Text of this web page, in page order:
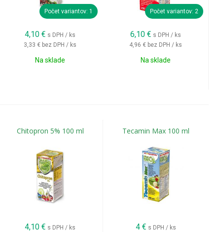
Počet variantov: 1
4,10 € s DPH / ks
3,33 € bez DPH / ks
Na sklade
Počet variantov: 2
6,10 € s DPH / ks
4,96 € bez DPH / ks
Na sklade
Chitopron 5% 100 ml
4,10 € s DPH / ks
Tecamin Max 100 ml
4 € s DPH / ks